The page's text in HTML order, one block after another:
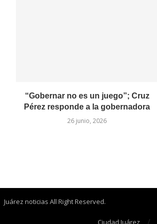
“Gobernar no es un juego”; Cruz
Pérez responde a la gobernadora
26 junio, 2026
Juárez noticias All Right Reserved.
Ciudad Juárez